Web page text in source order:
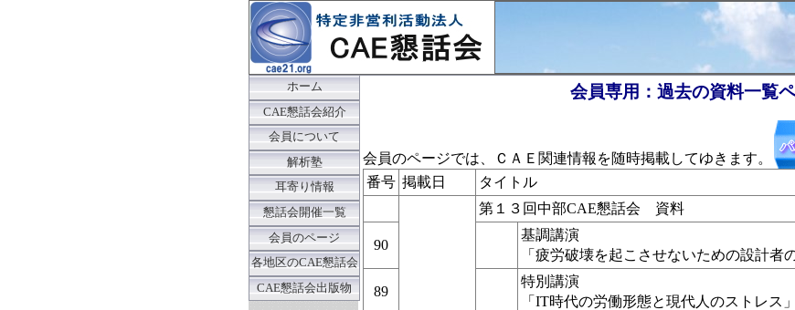
ホーム
CAE懇話会紹介
会員について
解析塾
耳寄り情報
懇話会開催一覧
会員のページ
各地区のCAE懇話会
CAE懇話会出版物
会員専用：過去の資料一覧
会員のページでは、ＣＡＥ関連情報を随時掲載してゆきます。
番号 掲載日 タイトル
第１３回中部CAE懇話会 資料
90
基調講演
「疲労破壊を起こさせないための設計者
89
特別講演
「IT時代の労働形態と現代人のストレス」